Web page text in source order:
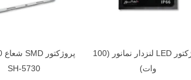
پروژکتور LED لنزدار نمانور (100
وات)
SH-5730